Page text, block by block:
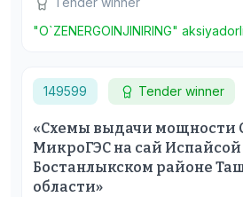
"O`ZENERGOINJINIRING"
149599 Tender winner
«Схемы выдачи мощности
МикроГЭС на сай Испайсой
Бостанлыкском районе
области»